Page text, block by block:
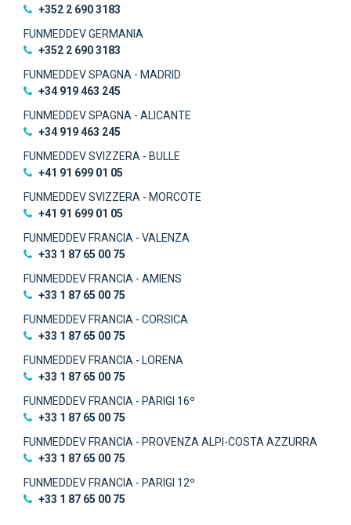
+352 2 690 3183
FUNMEDDEV GERMANIA
+352 2 690 3183
FUNMEDDEV SPAGNA - MADRID
+34 919 463 245
FUNMEDDEV SPAGNA - ALICANTE
+34 919 463 245
FUNMEDDEV SVIZZERA - BULLE
+41 91 699 01 05
FUNMEDDEV SVIZZERA - MORCOTE
+41 91 699 01 05
FUNMEDDEV FRANCIA - VALENZA
+33 1 87 65 00 75
FUNMEDDEV FRANCIA - AMIENS
+33 1 87 65 00 75
FUNMEDDEV FRANCIA - CORSICA
+33 1 87 65 00 75
FUNMEDDEV FRANCIA - LORENA
+33 1 87 65 00 75
FUNMEDDEV FRANCIA - PARIGI 16º
‭+33 1 87 65 00 75‬
FUNMEDDEV FRANCIA - PROVENZA ALPI-COSTA AZZURRA
‭+33 1 87 65 00 75‬
FUNMEDDEV FRANCIA - PARIGI 12º
‭+33 1 87 65 00 75‬